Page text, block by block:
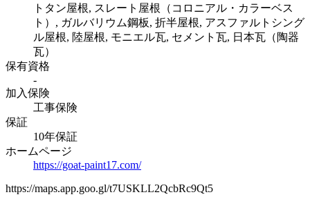
トタン屋根, スレート屋根（コロニアル・カラーベス
ト）, ガルバリウム鋼板, 折半屋根, アスファルトシング
ル屋根, 陸屋根, モニエル瓦, セメント瓦, 日本瓦（陶器
瓦）
保有資格
-
加入保険
工事保険
保証
10年保証
ホームページ
https://goat-paint17.com/
https://maps.app.goo.gl/t7USKLL2QcbRc9Qt5